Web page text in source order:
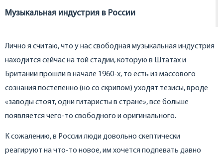
Музыкальная индустрия в России
Лично я считаю, что у нас свободная музыкальная индустрия
находится сейчас на той стадии, которую в Штатах и
Британии прошли в начале 1960-х, то есть из массового
сознания постепенно (но со скрипом) уходят тезисы, вроде
«заводы стоят, одни гитаристы в стране», все больше
появляется чего-то свободного и оригинального.
К сожалению, в России люди довольно скептически
реагируют на что-то новое, им хочется подпевать давно